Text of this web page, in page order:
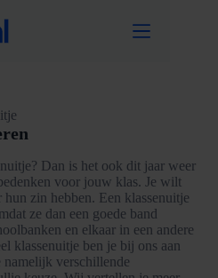
Dan is het ook dit jaar weer
voor jouw klas. Je wilt
hun zin hebben. Een klassenuitje
ze dan een goede band
en elkaar in een andere
klassenuitje ben je bij ons aan
namelijk verschillende